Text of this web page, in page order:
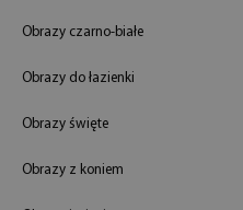
Obrazy czarno-białe
Obrazy do łazienki
Obrazy święte
Obrazy z koniem